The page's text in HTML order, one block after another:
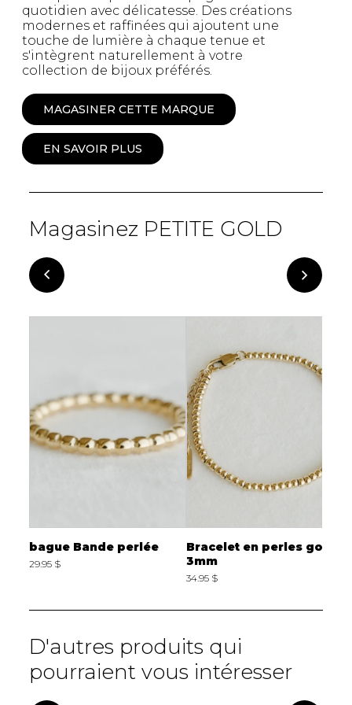
quotidien avec délicatesse. Des créations
modernes et raffinées qui ajoutent une
touche de lumière à chaque tenue et
s'intègrent naturellement à votre
collection de bijoux préférés.
MAGASINER CETTE MARQUE
EN SAVOIR PLUS
Magasinez PETITE GOLD
bague Bande perlée
29.95 $
Bracelet en perles gold
3mm
34.95 $
D'autres produits qui
pourraient vous intéresser